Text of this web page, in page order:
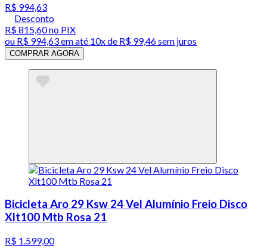
R$ 994,63
Desconto
R$ 815,60no PIX
ou R$ 994,63em até 10x de R$ 99,46 sem juros
COMPRAR AGORA
Bicicleta Aro 29 Ksw 24 Vel Alumínio Freio Disco
Xlt100 Mtb Rosa 21
R$ 1.599,00